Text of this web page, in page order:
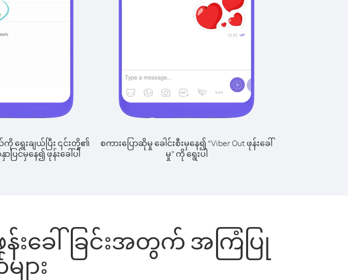
ေးချယ်ပြီး ၎င်းတို့၏
င်မှနေ၍ ဖုန်းခေါ်ပါ
စကားပြောဆိုမှု ခေါင်းစီးမှနေ၍ “Viber Out ဖုန်းခေါ်
မှု” ကို ရွေးပါ
းခေါ်ခြင်းအတွက် အကြံပြု
ျား